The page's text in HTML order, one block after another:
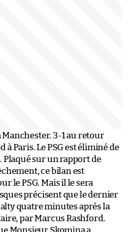
Manchester. 3-1 au retour
Paris. Le PSG est éliminé de
Plaqué sur un rapport de
ce bilan est
le PSG. Mais il le sera
précisent que le dernier
quatre minutes après la
par Marcus Rashford.
Monsieur Skomina a